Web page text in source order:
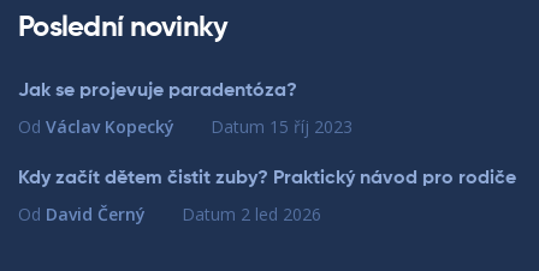
Poslední novinky
Jak se projevuje paradentóza?
Od Václav Kopecký Datum 15 říj 2023
Kdy začít dětem čistit zuby? Praktický návod pro rodiče
Od David Černý Datum 2 led 2026